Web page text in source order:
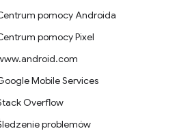
pomocy Androida
pomocy Pixel
Mobile Services
Overflow
problemów